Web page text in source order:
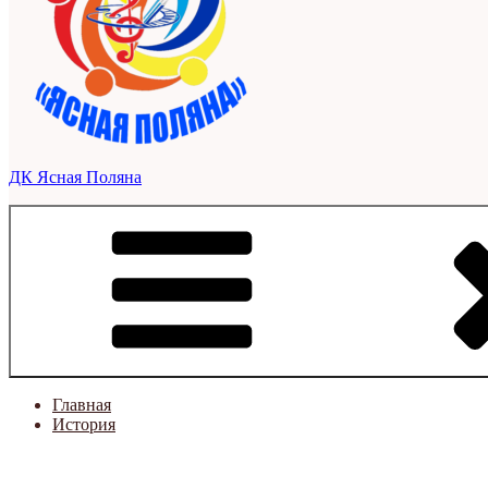
ДК Ясная Поляна
Главная
История